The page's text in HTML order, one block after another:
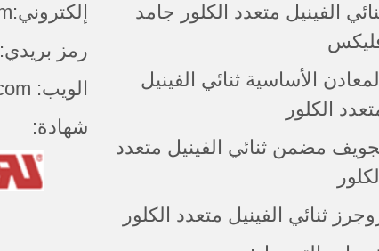
الفينيل متعدد الكلور جامد
الأساسية ثنائي الفينيل
الكلور
مضمن ثنائي الفينيل متعدد
ثنائي الفينيل متعدد الكلور
إلكتروني:info@alcantapcb.com
رمز بريدي: 518105
الويب: alcantapcb.com
شهادة: